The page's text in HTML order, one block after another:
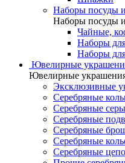
Наборы посуды
Наборы посуды
Чайные,
Наборы
Наборы
Ювелирные
Ювелирные украшения
Эксклюзивные
Серебряные
Серебряные
Серебряные
Серебряные
Серебряные
Серебряные